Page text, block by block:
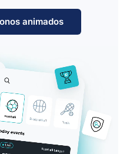
animados